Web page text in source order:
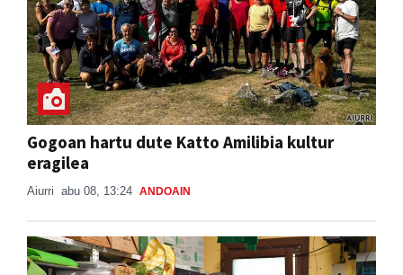
Gogoan hartu dute Katto Amilibia kultur
eragilea
Aiurri abu 08, 13:24 ANDOAIN